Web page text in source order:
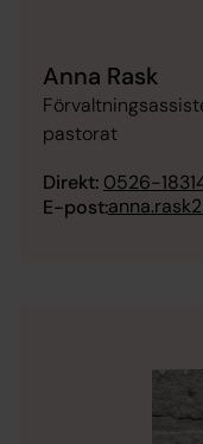
Anna Rask
pastorat
Direkt: 0526-
E-post: